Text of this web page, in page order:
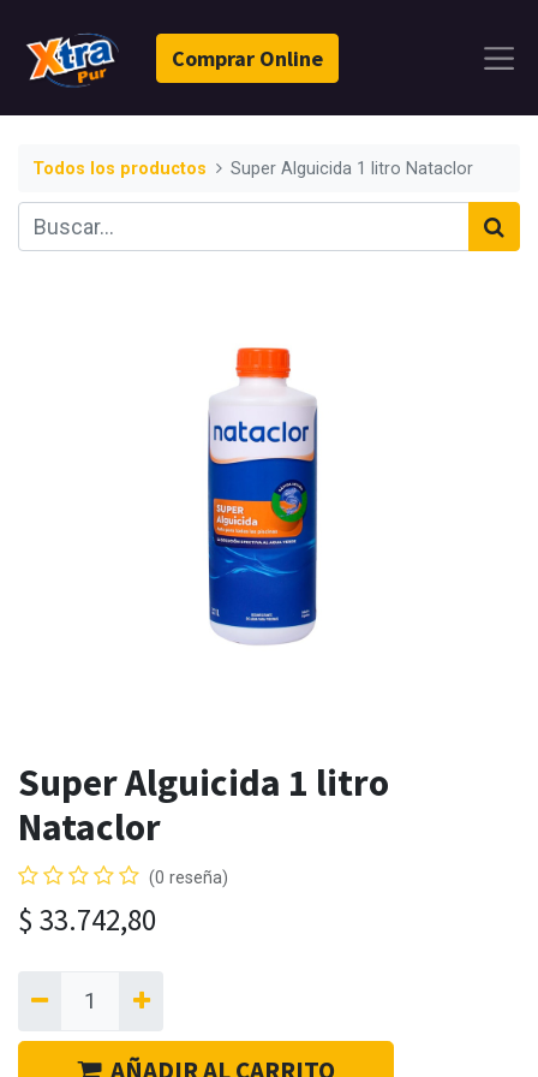
Comprar Online
Todos los productos Super Alguicida 1 litro Nataclor
Super Alguicida 1 litro
Nataclor
(0 reseña)
$ 33.742,80
AÑADIR AL CARRITO